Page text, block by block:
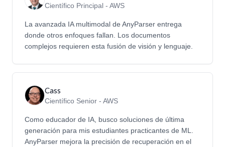
Científico Principal - AWS
La avanzada IA multimodal de AnyParser entrega
donde otros enfoques fallan. Los documentos
complejos requieren esta fusión de visión y lenguaje.
Cass
Científico Senior - AWS
Como educador de IA, busco soluciones de última
generación para mis estudiantes practicantes de ML.
AnyParser mejora la precisión de recuperación en el